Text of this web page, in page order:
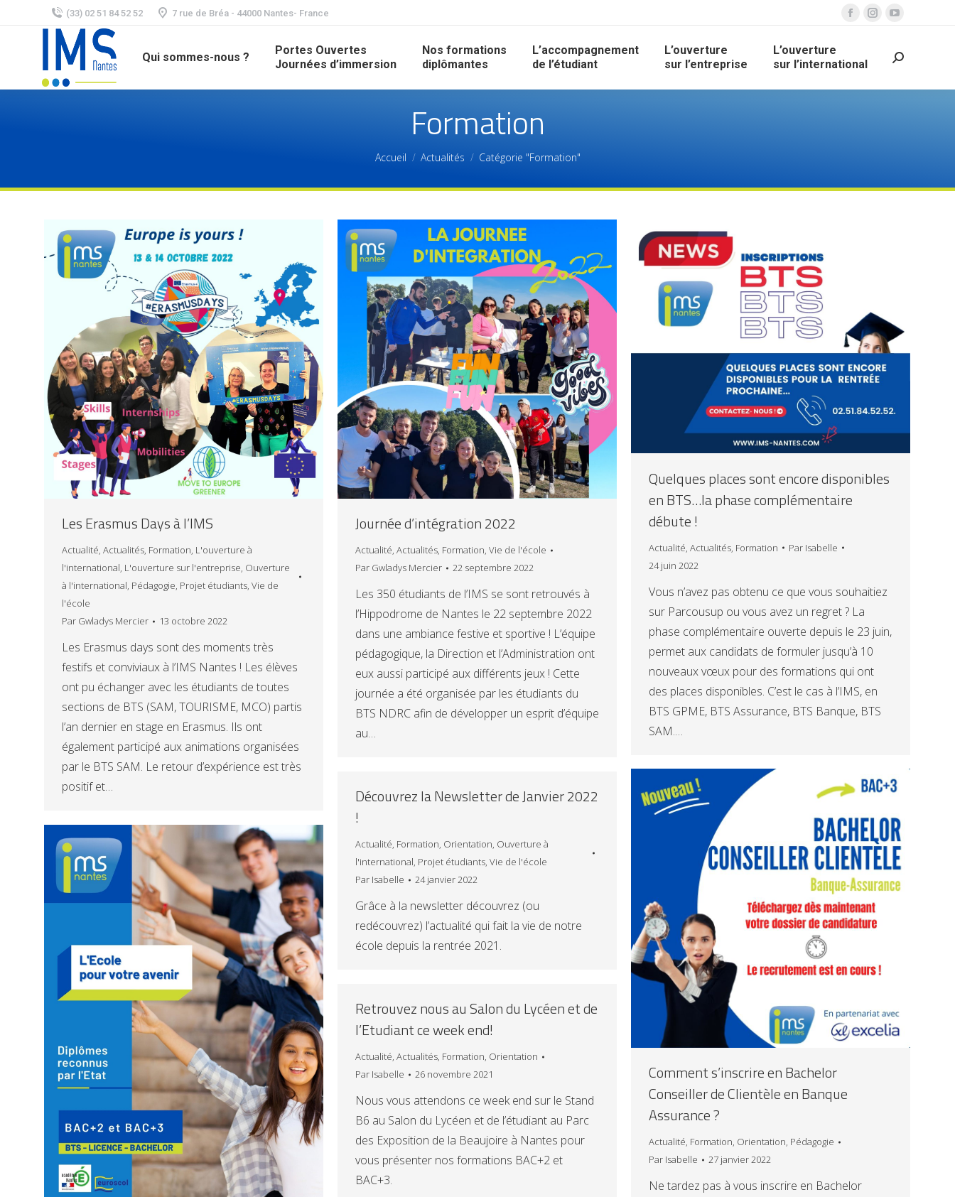
(33) 02 51 84 52 52 7 rue de Bréa - 44000 Nantes- France
Facebook
opens
new
Instagram
opens
new
YouTube
opens
new
Qui sommes-nous ?
Portes Ouvertes
Journées d’immersion
Nos formations
diplômantes
L’accompagnement
de l’étudiant
L’ouverture
sur l’entreprise
L’ouverture
sur l’international
Recherche
Formation
Accueil Actualités Catégorie "Formation"
Les Erasmus Days à l’IMS
Actualité, Actualités, Formation, L'ouverture à
l'international, L'ouverture sur l'entreprise, Ouverture
à l'international, Pédagogie, Projet étudiants, Vie de
l'école
Par Gwladys Mercier 13 octobre 2022
Les Erasmus days sont des moments très
festifs et conviviaux à l’IMS Nantes ! Les élèves
ont pu échanger avec les étudiants de toutes
sections de BTS (SAM, TOURISME, MCO) partis
l’an dernier en stage en Erasmus. Ils ont
également participé aux animations organisées
par le BTS SAM. Le retour d’expérience est très
positif et…
Journée d’intégration 2022
Actualité, Actualités, Formation, Vie de l'école
Par Gwladys Mercier 22 septembre 2022
Les 350 étudiants de l’IMS se sont retrouvés à
l’Hippodrome de Nantes le 22 septembre 2022
dans une ambiance festive et sportive ! L’équipe
pédagogique, la Direction et l’Administration ont
eux aussi participé aux différents jeux ! Cette
journée a été organisée par les étudiants du
BTS NDRC afin de développer un esprit d’équipe
au…
Quelques places sont encore disponibles
en BTS…la phase complémentaire
débute !
Actualité Actualités Formation Par Isabelle
24 juin 2022
Vous n’avez pas obtenu ce que vous souhaitiez
sur Parcousup ou vous avez un regret ? La
phase complémentaire ouverte depuis le 23 juin,
permet aux candidats de formuler jusqu’à 10
nouveaux vœux pour des formations qui ont
des places disponibles. C’est le cas à l’IMS, en
BTS GPME, BTS Assurance, BTS Banque, BTS
SAM.…
Comment s’inscrire en Bachelor
Conseiller de Clientèle en Banque
Assurance ?
Actualité, Formation, Orientation, Pédagogie
Par Isabelle 27 janvier 2022
Ne tardez pas à vous inscrire en Bachelor
Découvrez la Newsletter de Janvier 2022
!
Actualité, Formation, Orientation, Ouverture à
l'international, Projet étudiants, Vie de l'école
Par Isabelle 24 janvier 2022
Grâce à la newsletter découvrez (ou
redécouvrez) l’actualité qui fait la vie de notre
école depuis la rentrée 2021.
Retrouvez nous au Salon du Lycéen et de
l’Etudiant ce week end!
Actualité, Actualités, Formation, Orientation
Par Isabelle 26 novembre 2021
Nous vous attendons ce week end sur le Stand
B6 au Salon du Lycéen et de l’étudiant au Parc
des Exposition de la Beaujoire à Nantes pour
vous présenter nos formations BAC+2 et
BAC+3.